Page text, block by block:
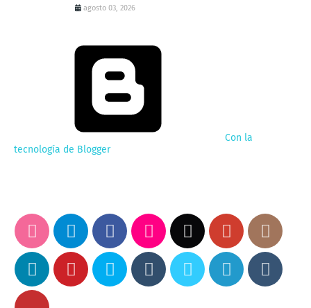
agosto 03, 2026
Con la
tecnología de Blogger